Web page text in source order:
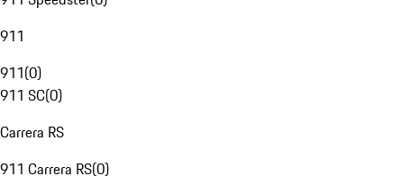
911
911(0)
911 SC(0)
Carrera RS
911 Carrera RS(0)